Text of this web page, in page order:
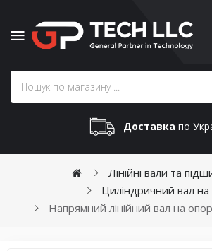
Доставка по
Лінійні вали та
Циліндричний вал на
Напрямний лінійний вал на